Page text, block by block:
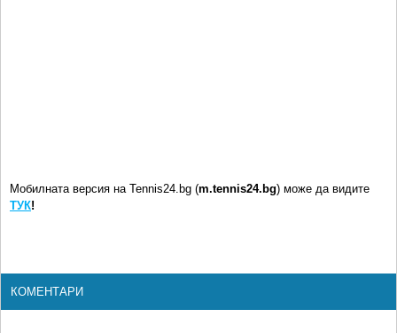
Мобилната версия на Tennis24.bg (m.tennis24.bg) може да видите
ТУК!
КОМЕНТАРИ